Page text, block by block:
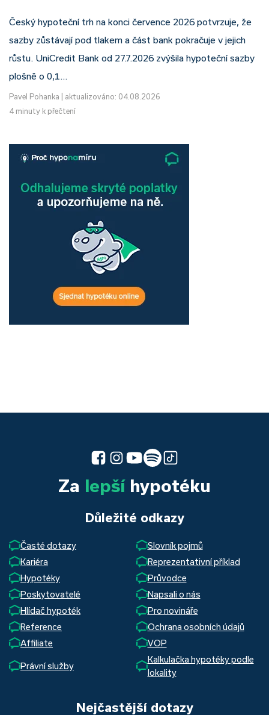
Český hypoteční trh na konci července 2026 potvrzuje, že
sazby zůstávají pod tlakem a část bank pokračuje v jejich
růstu. UniCredit Bank od 27.7.2026 zvýšila hypoteční sazby
plošně o 0,1…
Pavel Pohanka
aktualizováno: 04.08.2026
4 minuty k přečtení
Za lepšíhypotéku
Důležité odkazy
Časté dotazy
Slovník pojmů
Kariéra
Reprezentativní příklad
Hypotéky
Průvodce
Poskytovatelé
Napsali o nás
Hlídač hypoték
Pro novináře
Reference
Ochrana osobních údajů
Affiliate
VOP
Právní služby
Kalkulačka hypotéky podle
lokality
Nejčastější dotazy